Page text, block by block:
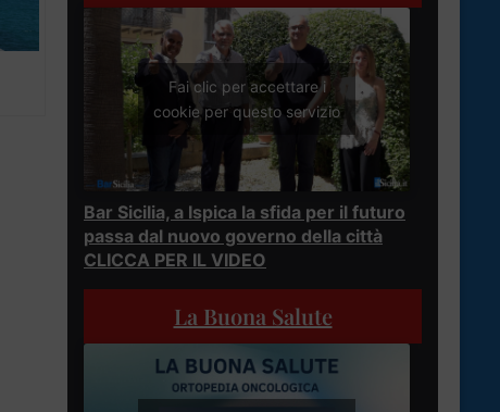
Fai clic per accettare i
cookie per questo servizio
Bar Sicilia, a Ispica la sfida per il futuro
passa dal nuovo governo della città
CLICCA PER IL VIDEO
La Buona Salute